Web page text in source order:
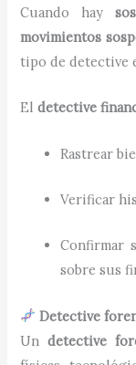
Cuando hay
movimientos
tipo de detective
Eldetective
Rastrear
Verificar
Confirmar
sobre sus
Detective
Undetective